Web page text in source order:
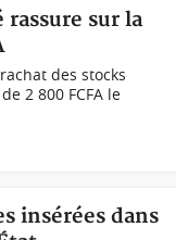
sur la
des stocks
2 800 FCFA le
insérées dans